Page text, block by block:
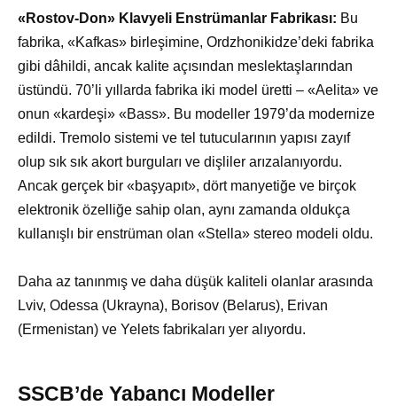
«Rostov-Don» Klavyeli Enstrümanlar Fabrikası: Bu
fabrika, «Kafkas» birleşimine, Ordzhonikidze’deki fabrika
gibi dâhildi, ancak kalite açısından meslektaşlarından
üstündü. 70’li yıllarda fabrika iki model üretti – «Aelita» ve
onun «kardeşi» «Bass». Bu modeller 1979’da modernize
edildi. Tremolo sistemi ve tel tutucularının yapısı zayıf
olup sık sık akort burguları ve dişliler arızalanıyordu.
Ancak gerçek bir «başyapıt», dört manyetiğe ve birçok
elektronik özelliğe sahip olan, aynı zamanda oldukça
kullanışlı bir enstrüman olan «Stella» stereo modeli oldu.
Daha az tanınmış ve daha düşük kaliteli olanlar arasında
Lviv, Odessa (Ukrayna), Borisov (Belarus), Erivan
(Ermenistan) ve Yelets fabrikaları yer alıyordu.
SSCB’de Yabancı Modeller